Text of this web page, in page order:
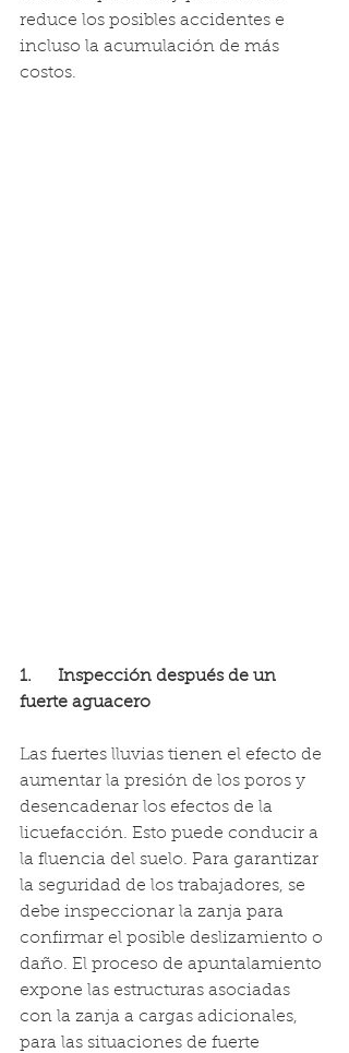
reduce los posibles accidentes e
incluso la acumulación de más
costos.
1.      Inspección después de un
fuerte aguacero
Las fuertes lluvias tienen el efecto de
aumentar la presión de los poros y
desencadenar los efectos de la
licuefacción. Esto puede conducir a
la fluencia del suelo. Para garantizar
la seguridad de los trabajadores, se
debe inspeccionar la zanja para
confirmar el posible deslizamiento o
daño. El proceso de apuntalamiento
expone las estructuras asociadas
con la zanja a cargas adicionales,
para las situaciones de fuerte